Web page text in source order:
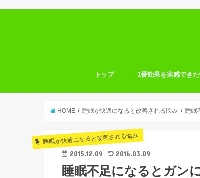
トップ 1番効果を実感でき
HOME 睡眠が快適になると改善される悩み 睡眠
睡眠が快適になると改善される悩み
2015.12.09 2016.03.09
睡眠不足になるとガン